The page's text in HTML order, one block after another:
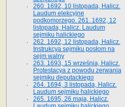
260. 1692, 10 listopada, Halicz.
Laudum elekcyjne
podkomorzego. 261. 1692, 12
listopada, Halicz. Laudum
sejmiku halickiego
262. 1692, 12 listopada, Halicz.
Instrukcya sejmiku posłom na
sejm walny
263. 1693, 15 września, Halicz.
Protestacya z powodu zerwania
sejmiku deputackiego
264. 1694, 3 listopada, Halicz.
Laudum sejmiku halickiego
265. 1695, 26 maja, Halicz.